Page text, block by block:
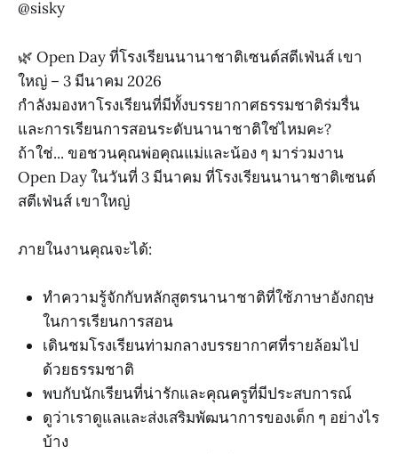
@sisky
🌿 Open Day ที่โรงเรียนนานาชาติเซนต์สตีเฟ่นส์ เขา
ใหญ่ – 3 มีนาคม 2026
กำลังมองหาโรงเรียนที่มีทั้งบรรยากาศธรรมชาติร่มรื่น
และการเรียนการสอนระดับนานาชาติใช่ไหมคะ?
ถ้าใช่... ขอชวนคุณพ่อคุณแม่และน้อง ๆ มาร่วมงาน
Open Day ในวันที่ 3 มีนาคม ที่โรงเรียนนานาชาติเซนต์
สตีเฟ่นส์ เขาใหญ่
ภายในงานคุณจะได้:
ทำความรู้จักกับหลักสูตรนานาชาติที่ใช้ภาษาอังกฤษ
ในการเรียนการสอน
เดินชมโรงเรียนท่ามกลางบรรยากาศที่รายล้อมไป
ด้วยธรรมชาติ
พบกับนักเรียนที่น่ารักและคุณครูที่มีประสบการณ์
ดูว่าเราดูแลและส่งเสริมพัฒนาการของเด็ก ๆ อย่างไร
บ้าง